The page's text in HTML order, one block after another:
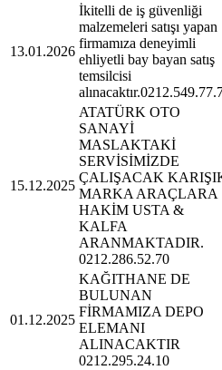
13.01.2026
İkitelli de iş güvenliği
malzemeleri satışı yapan
firmamıza deneyimli
ehliyetli bay bayan satış
temsilcisi
15.12.2025
ATATÜRK OTO
SANAYİ
MASLAKTAKİ
SERVİSİMİZDE
ÇALIŞACAK
MARKA ARAÇLARA
HAKİM USTA &
KALFA
ARANMAKTADIR.
0212.286.52.70
01.12.2025
KAĞITHANE DE
BULUNAN
FİRMAMIZA DEPO
ELEMANI
ALINACAKTIR
0212.295.24.10